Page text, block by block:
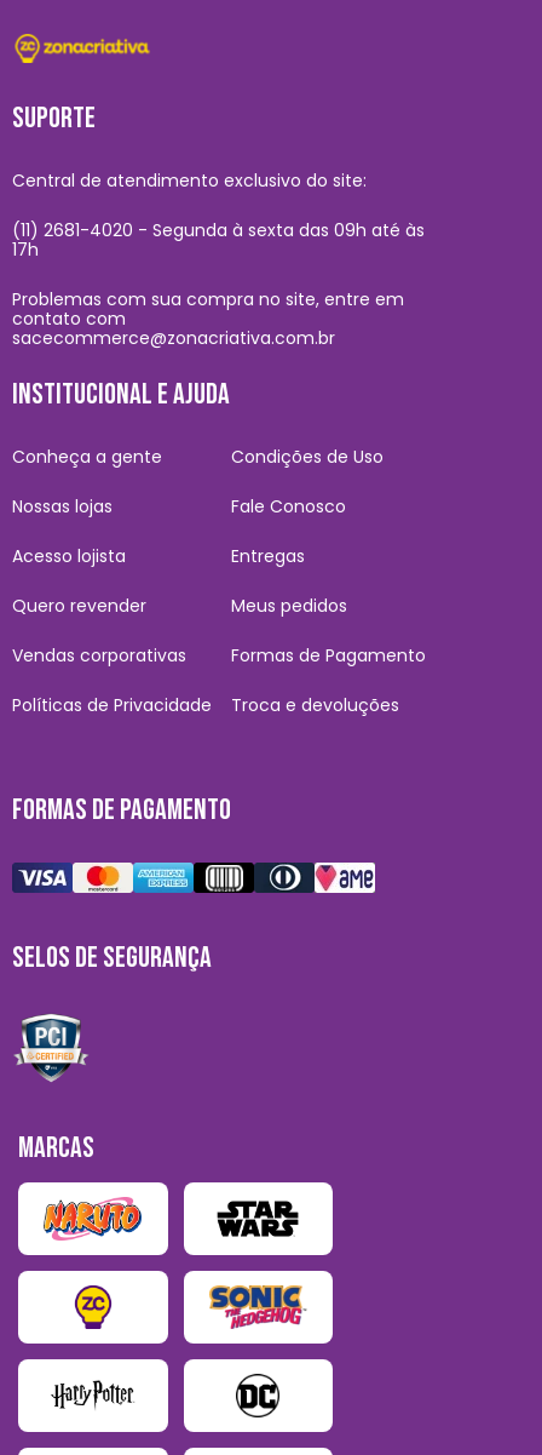
SUPORTE
Central de atendimento exclusivo do site:
(11) 2681-4020 - Segunda à sexta das 09h até às
17h
Problemas com sua compra no site, entre em
contato com
sacecommerce@zonacriativa.com.br
INSTITUCIONAL E AJUDA
Conheça a gente
Nossas lojas
Acesso lojista
Quero revender
Vendas corporativas
Políticas de Privacidade
Condições de Uso
Fale Conosco
Entregas
Meus pedidos
Formas de Pagamento
Troca e devoluções
FORMAS DE PAGAMENTO
SELOS DE SEGURANÇA
MARCAS